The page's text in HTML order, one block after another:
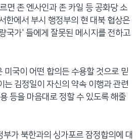
면 존 엔사인과 존 카일 등 공화당 소
한에서 부시 행정부의 현 대북 협상은
국가' 들에게 잘못된 메시지를 전하고
미국이 어떤 합의든 수용할 것으로 믿
는 김정일이 자신의 약속 이행과 관련
등을 마음대로 정할 수 있도록 해줄
가 북한과의 싱가포르 잠정합의에 대